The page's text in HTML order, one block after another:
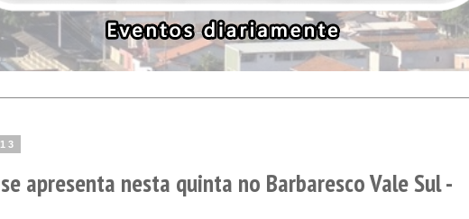
apresenta nesta quinta no Barbaresco Vale Sul -